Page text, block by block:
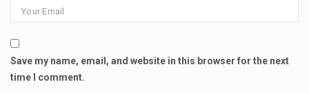
Save my name, email, and website in this browser for the next
time I comment.